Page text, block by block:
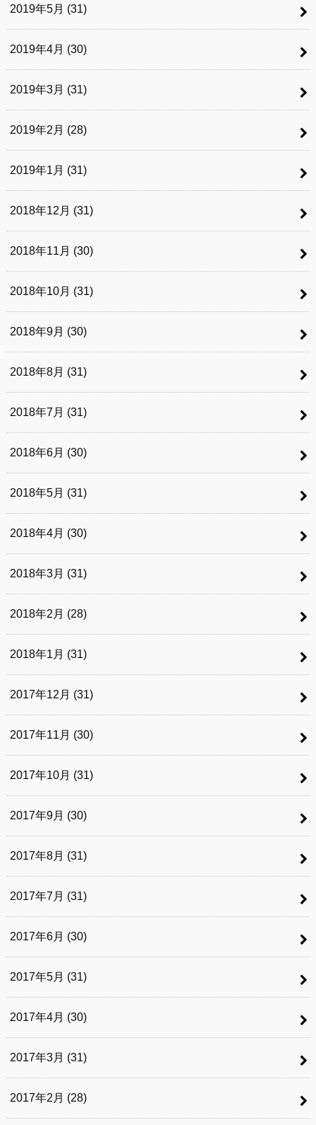
2019年5月 (31)
2019年4月 (30)
2019年3月 (31)
2019年2月 (28)
2019年1月 (31)
2018年12月 (31)
2018年11月 (30)
2018年10月 (31)
2018年9月 (30)
2018年8月 (31)
2018年7月 (31)
2018年6月 (30)
2018年5月 (31)
2018年4月 (30)
2018年3月 (31)
2018年2月 (28)
2018年1月 (31)
2017年12月 (31)
2017年11月 (30)
2017年10月 (31)
2017年9月 (30)
2017年8月 (31)
2017年7月 (31)
2017年6月 (30)
2017年5月 (31)
2017年4月 (30)
2017年3月 (31)
2017年2月 (28)